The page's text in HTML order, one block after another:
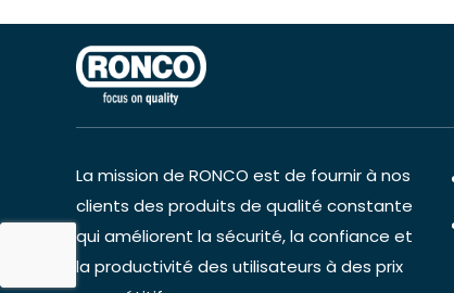
La mission de RONCO est de fournir à nos
clients des produits de qualité constante
qui améliorent la sécurité, la confiance et
la productivité des utilisateurs à des prix